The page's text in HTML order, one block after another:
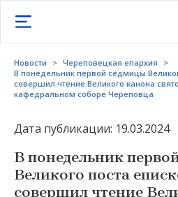
Открыть меню
Новости > Череповецкая епархия
>
В понедельник первой седмицы
совершил чтение Великого канона
кафедральном соборе Череповца
Дата публикации: 19.03.2024
В понедельник
Великого поста
совершил чтение